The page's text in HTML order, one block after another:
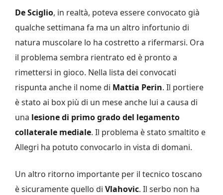
De Sciglio, in realtà, poteva essere convocato già
qualche settimana fa ma un altro infortunio di
natura muscolare lo ha costretto a rifermarsi. Ora
il problema sembra rientrato ed è pronto a
rimettersi in gioco. Nella lista dei convocati
rispunta anche il nome di Mattia Perin. Il portiere
è stato ai box più di un mese anche lui a causa di
una lesione di primo grado del legamento
collaterale mediale. Il problema è stato smaltito e
Allegri ha potuto convocarlo in vista di domani.
Un altro ritorno importante per il tecnico toscano
è sicuramente quello di Vlahovic. Il serbo non ha